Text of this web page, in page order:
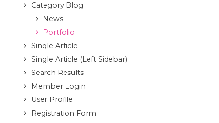
Category Blog
News
Portfolio
Single Article
Single Article (Left Sidebar)
Search Results
Member Login
User Profile
Registration Form